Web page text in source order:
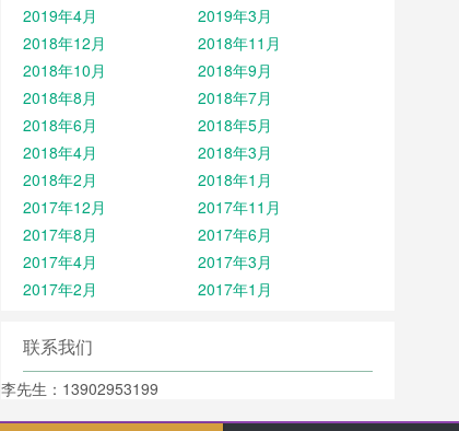
2019年4月
2019年3月
2018年12月
2018年11月
2018年10月
2018年9月
2018年8月
2018年7月
2018年6月
2018年5月
2018年4月
2018年3月
2018年2月
2018年1月
2017年12月
2017年11月
2017年8月
2017年6月
2017年4月
2017年3月
2017年2月
2017年1月
联系我们
李先生：13902953199